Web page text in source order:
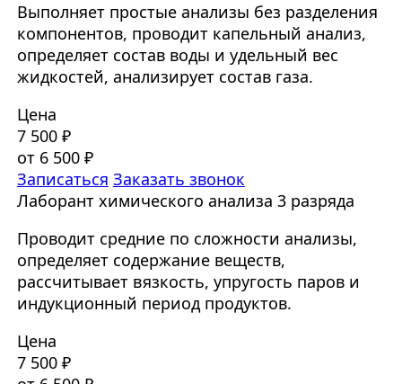
Выполняет простые анализы без разделения
компонентов, проводит капельный анализ,
определяет состав воды и удельный вес
жидкостей, анализирует состав газа.
Цена
7 500 ₽
от 6 500 ₽
Записаться Заказать звонок
Лаборант химического анализа 3 разряда
Проводит средние по сложности анализы,
определяет содержание веществ,
рассчитывает вязкость, упругость паров и
индукционный период продуктов.
Цена
7 500 ₽